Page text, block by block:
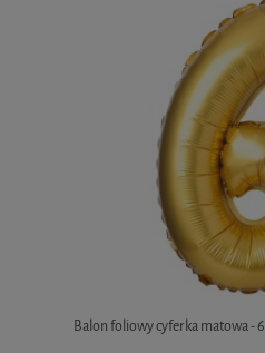
Balon foliowy cyferka matowa - 6